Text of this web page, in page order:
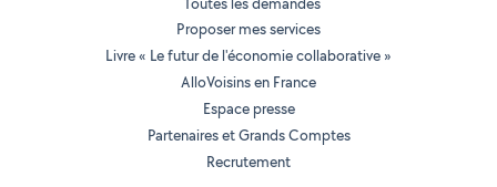
Proposer mes services
Livre « Le futur de l'économie collaborative »
AlloVoisins en France
Espace presse
Partenaires et Grands Comptes
Recrutement